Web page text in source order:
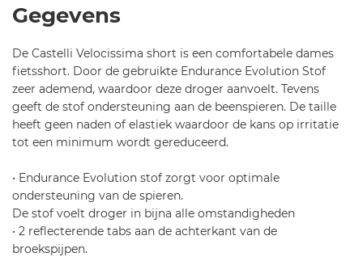
el
o
ci
ss
i
m
s
h
or
t-
Black-
M
Gegevens
De Castelli Velocissima short is een comfortabele dames
fietsshort. Door de gebruikte Endurance Evolution Stof
zeer ademend, waardoor deze droger aanvoelt. Tevens
geeft de stof ondersteuning aan de beenspieren. De taille
heeft geen naden of elastiek waardoor de kans op irritatie
tot een minimum wordt gereduceerd.
• Endurance Evolution stof zorgt voor optimale
ondersteuning van de spieren.
De stof voelt droger in bijna alle omstandigheden
• 2 reflecterende tabs aan de achterkant van de
broekspijpen.